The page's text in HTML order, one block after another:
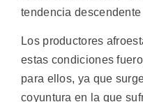
tendencia
Los productores
estas condiciones
para ellos, ya que
coyuntura en la que